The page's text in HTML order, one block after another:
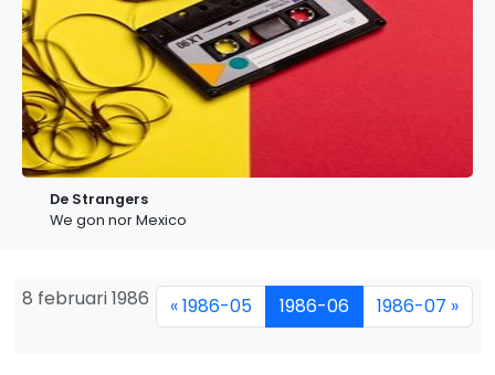
De Strangers
We gon nor Mexico
8 februari 1986 « 1986-05 1986-06 1986-07 »